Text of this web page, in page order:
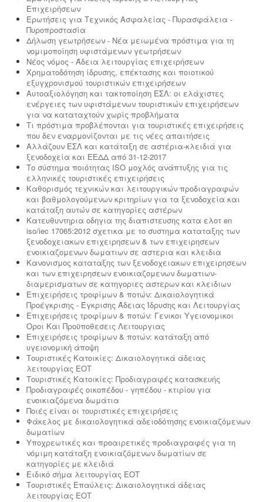
Επιχειρήσεων
Ερωτήσεις για Τεχνικός Ασφαλείας - Πυρασφάλεια -
Πυροπροστασία
Δήλωση γεωτρήσεων - Νέα μειωμένα πρόστιμα για τη
νομιμοποίηση υφιστάμενων γεωτρήσεων
Νέος νόμος - Άδεια λειτουργίας επιχειρήσεων
Χρηματοδότηση ίδρυσης, επέκτασης και ποιοτικού
εξυγχρονισμού τουριστικών επιχειρήσεων
Αυτοαξιολόγηση και τακτοποίηση ΕΣΛ: οι ελάχιστες
ενέργειες των υφιστάμενων τουριστικών επιχειρήσεων
για να καταταχτούν χωρίς προβλήματα
Τι πρόστιμα προβλέπονται για τουριστικές επιχειρήσεις
που δεν εναρμονίζονται με τις νέες απαιτήσεις
Αλλάζουν ΕΣΛ και κατάταξη σε αστέρια-κλειδιά για
ξενοδοχεία και ΕΕΔΔ από 31-12-2017
Το σύστημα ποιότητας ISO μοχλός ανάπτυξης για τις
ελληνικές τουριστικές επιχειρήσεις
Καθορισμός τεχνικών και λειτουργικών προδιαγραφών
και βαθμολογούμενων κριτηρίων για τα ξενοδοχεία και
κατάταξη αυτών σε κατηγορίες αστέρων
Κατευθυντηρια οδηγια της διαπιστευσης κατα ελοτ en
iso/iec 17065:2012 σχετικα με το συστημα καταταξης των
ξενοδοχειακων επιχειρησεων & των επιχειρησεων
ενοικιαζομενων δωματιων σε αστερια και κλειδια
Κανονισμος καταταξης των ξενοδοχειακων επιχειρησεων
και των επιχειρησεων ενοικιαζομενων δωματιων-
διαμερισματων σε κατηγοριες αστερων και κλειδιων
Επιχειρήσεις τροφίμων & ποτών: Δικαιολογητικά
Προέγκρισης - Έγκρισης Άδειας Ίδρυσης και Λειτουργίας
Επιχειρήσεις τροφίμων & ποτών: Γενικοι Υγειονομικοι
Οροι Και Προϋποθεσεις Λειτουργιας
Επιχειρήσεις τροφίμων & ποτών: κατάταξη από
υγειονομική άποψη
Τουριστικές Κατοικίες: Δικαιολογητικά άδειας
λειτουργίας ΕΟΤ
Τουριστικές Κατοικίες: Προδιαγραφές κατασκευής
Προδιαγραφές οικοπέδου - γηπέδου - κτιρίου για
ενοικιαζόμενα δωμάτια
Ποιές είναι οι τουριστικές επιχειρήσεις
Φάκελος με δικαιολογητικά αδειοδότησης ενοικιαζόμενων
δωματίων
Υποχρεωτικές και προαιρετικές προδιαγραφές για τη
νόμιμη κατάταξη ενοικιαζόμενων δωματίων σε
κατηγορίες με κλειδιά
Ειδικό σήμα λειτουργίας ΕΟΤ
Τουριστικές Επαύλεις: Δικαιολογητικά άδειας
λειτουργίας ΕΟΤ